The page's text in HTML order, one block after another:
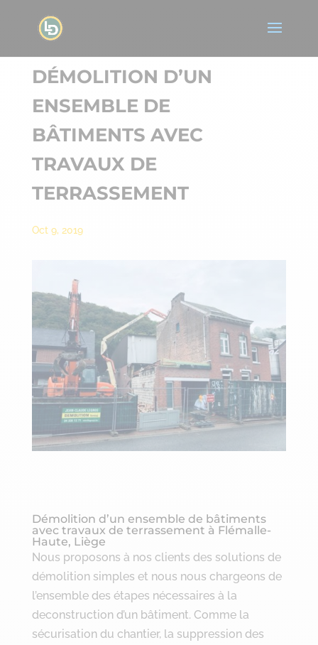
DÉMOLITION D’UN
ENSEMBLE DE
BÂTIMENTS AVEC
TRAVAUX DE
TERRASSEMENT
Oct 9, 2019
Démolition d’un ensemble de bâtiments
avec travaux de terrassement à Flémalle-
Haute, Liège
Nous proposons à nos clients des solutions de
démolition simples et nous nous chargeons de
l’ensemble des étapes nécessaires à la
deconstruction d’un bâtiment. Comme la
sécurisation du chantier, la suppression des